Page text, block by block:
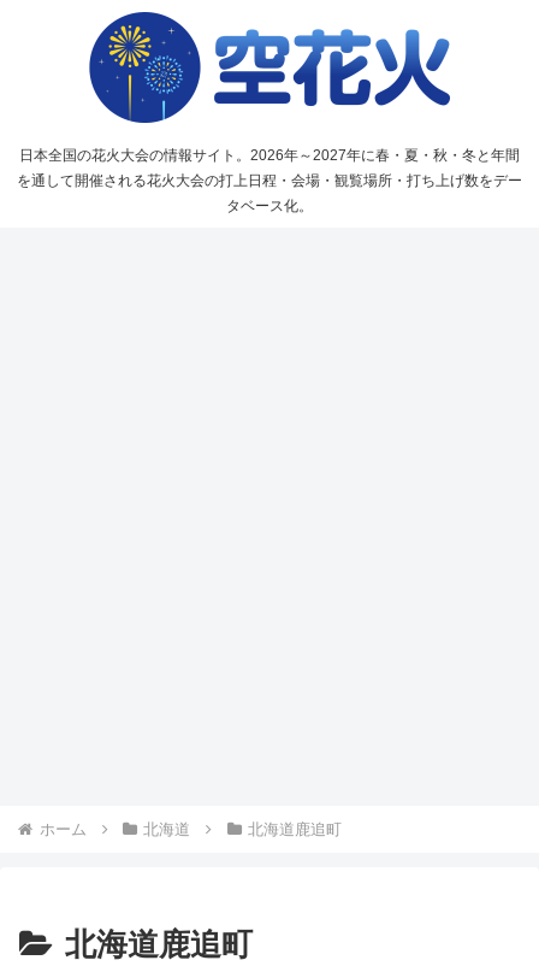
日本全国の花火大会の情報サイト。2026年～2027年に春・夏・秋・冬と年間
を通して開催される花火大会の打上日程・会場・観覧場所・打ち上げ数をデー
タベース化。
ホーム 北海道 北海道鹿追町
北海道鹿追町